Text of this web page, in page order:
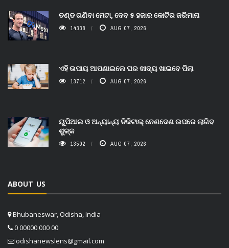
ତଣ୍ଡ ଗଣିବା ମେଟା, ଦେବ ୫ ହଜାର କୋଟିର ଜରିମାନା
14338 AUG 07, 2026
ଏହି ଉପାୟ ଆପଣାଇଲେ ଘର ଖାଦ୍ୟ ଖାଇବେ ପିଲା
13712 AUG 07, 2026
ୟୁପିଆଇ ଓ ଅନ୍ୟାନ୍ୟ ଡିଜିଟାଲ୍ ନେଣଦେଣ ଉପରେ ଲାଗିବ
ଶୁଳ୍କ
13502 AUG 07, 2026
ABOUT US
Bhubaneswar, Odisha, India
0 00000 000 00
odishanewslens@gmail.com